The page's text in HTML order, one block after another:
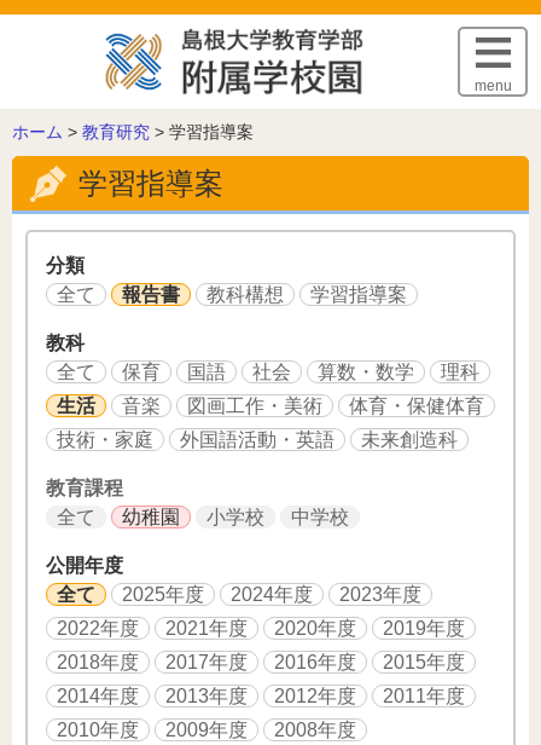
このページの本文へ
menu
こ
の
ー
ジ
ホーム > 教育研究 > 学習指導案
学習指導案
分類
全て
報告書 教科構想 学習指導案
教科
全て
保育 国語 社会 算数・数学
理科
生活
音楽 図画工作・美術
体育・保健体育
技術・家庭
外国語活動・英語 未来創造科
教育課程
全て
幼稚園 小学校 中学校
公開年度
全て
2025年度 2024年度
2023年度
2022年度
2021年度 2020年度
2019年度
2018年度
2017年度 2016年度
2015年度
2014年度
2013年度 2012年度
2011年度
2010年度
2009年度 2008年度